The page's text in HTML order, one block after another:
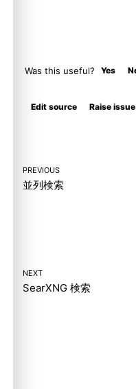
Was this useful? Yes
Edit source Raise issue
PREVIOUS
並列検索
NEXT
SearXNG 検索